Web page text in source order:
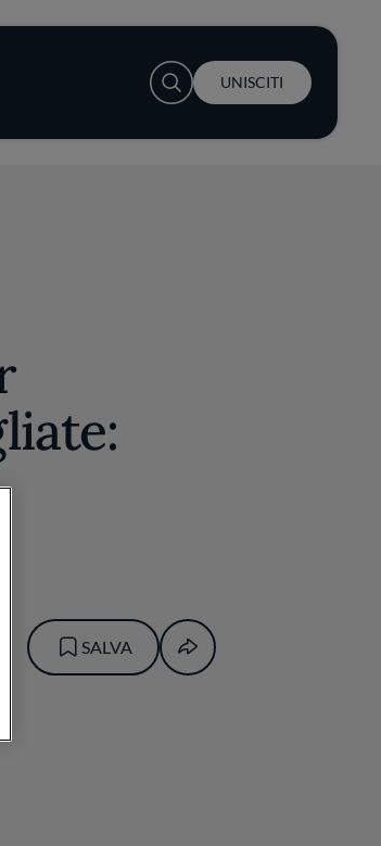
User account menu
UNISCITI
SALVA